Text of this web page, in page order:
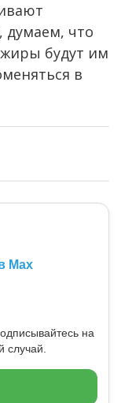
что
будут им
в
Max
на
случай.